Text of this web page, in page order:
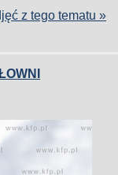
z tego tematu »